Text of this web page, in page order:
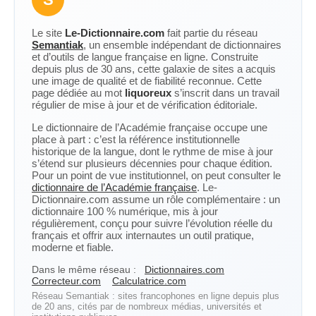
Le site Le-Dictionnaire.com fait partie du réseau
Semantiak, un ensemble indépendant de dictionnaires
et d’outils de langue française en ligne. Construite
depuis plus de 30 ans, cette galaxie de sites a acquis
une image de qualité et de fiabilité reconnue. Cette
page dédiée au mot liquoreux s’inscrit dans un travail
régulier de mise à jour et de vérification éditoriale.
Le dictionnaire de l’Académie française occupe une
place à part : c’est la référence institutionnelle
historique de la langue, dont le rythme de mise à jour
s’étend sur plusieurs décennies pour chaque édition.
Pour un point de vue institutionnel, on peut consulter le
dictionnaire de l’Académie française. Le-
Dictionnaire.com assume un rôle complémentaire : un
dictionnaire 100 % numérique, mis à jour
régulièrement, conçu pour suivre l’évolution réelle du
français et offrir aux internautes un outil pratique,
moderne et fiable.
Dans le même réseau :
Dictionnaires.com
Correcteur.com
Calculatrice.com
Réseau Semantiak : sites francophones en ligne depuis plus
de 20 ans, cités par de nombreux médias, universités et